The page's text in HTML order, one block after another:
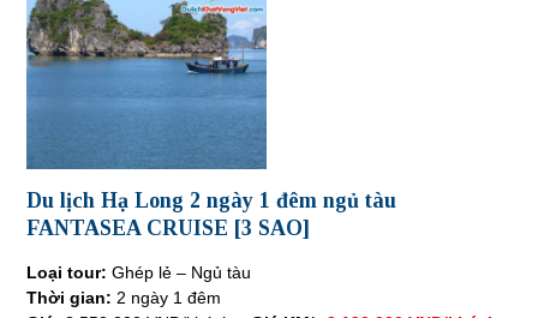
Du lịch Hạ Long 2 ngày 1 đêm ngủ tàu
FANTASEA CRUISE [3 SAO]
Loại tour:Ghép lẻ – Ngủ tàu
Thời gian: 2 ngày 1 đêm